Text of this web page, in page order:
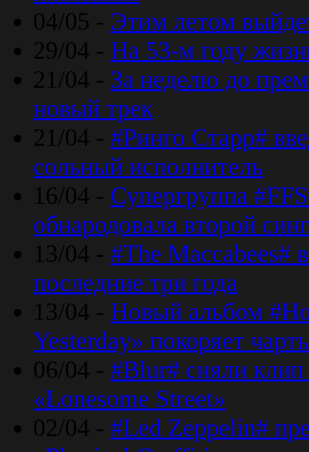
04/05 - Этим летом
29/04 - На 53-м году
21/04 - За неделю до
новый трек
21/04 - #Ринго Старр#
сольный исполнитель
16/04 - Супергруппа
обнародовала второй
13/04 - #The Maccabees#
последние три года
13/04 - Новый альбом
Yesterday» покоряет
06/04 - #Blur# сняли клип
«Lonesome Street»
02/04 - #Led Zeppelin#